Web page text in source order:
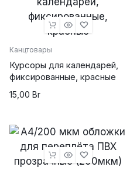
Канцтовары
Курсоры для календарей,
фиксированные, красные
15,00 Br